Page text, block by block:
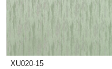
XU020-15